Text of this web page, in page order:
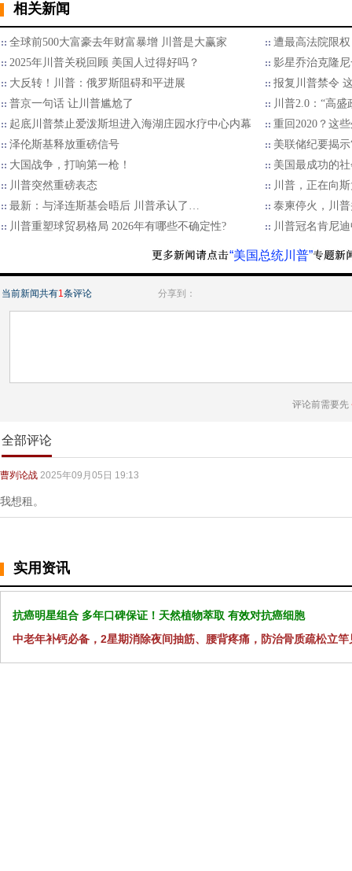
相关新闻
全球前500大富豪去年财富暴增 川普是大赢家
遭最高法院限
2025年川普关税回顾 美国人过得好吗？
影星乔治克隆
大反转！川普：俄罗斯阻碍和平进展
报复川普禁令
普京一句话 让川普尴尬了
川普2.0：“高盛
起底川普禁止爱泼斯坦进入海湖庄园水疗中心内幕
重回2020？这
泽伦斯基释放重磅信号
美联储纪要揭
大国战争，打响第一枪！
美国最成功的
川普突然重磅表态
川普，正在向
最新：与泽连斯基会晤后 川普承认了…
泰柬停火，川
川普重塑球贸易格局 2026年有哪些不确定性?
川普冠名肯尼
“美国总统川普”
当前新闻共有1条评论 分享到：
评论前需要先
全部评论
曹刿论战 2025年09月05日 19:13
我想租。
实用资讯
抗癌明星组合 多年口碑保证！天然植物萃取 有效对抗癌细胞
中老年补钙必备，2星期消除夜间抽筋、腰背疼痛，防治骨质疏松立竿